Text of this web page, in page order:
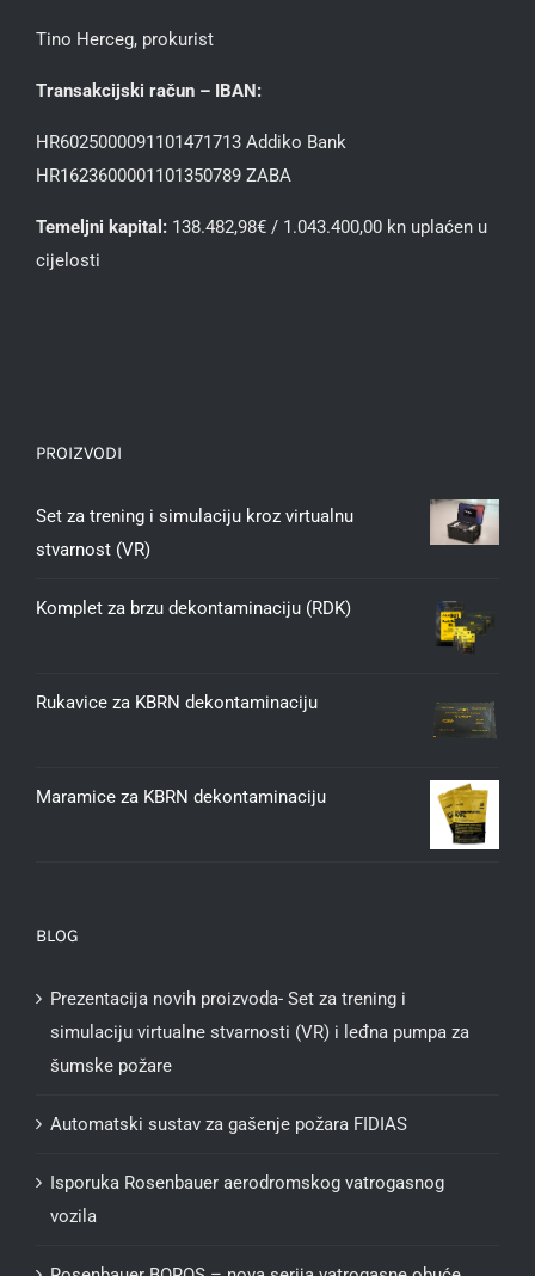
Tino Herceg, prokurist
Transakcijski račun – IBAN:
HR6025000091101471713 Addiko Bank
HR1623600001101350789 ZABA
Temeljni kapital: 138.482,98€ / 1.043.400,00 kn uplaćen u
cijelosti
PROIZVODI
Set za trening i simulaciju kroz virtualnu
stvarnost (VR)
Komplet za brzu dekontaminaciju (RDK)
Rukavice za KBRN dekontaminaciju
Maramice za KBRN dekontaminaciju
BLOG
Prezentacija novih proizvoda- Set za trening i
simulaciju virtualne stvarnosti (VR) i leđna pumpa za
šumske požare
Automatski sustav za gašenje požara FIDIAS
Isporuka Rosenbauer aerodromskog vatrogasnog
vozila